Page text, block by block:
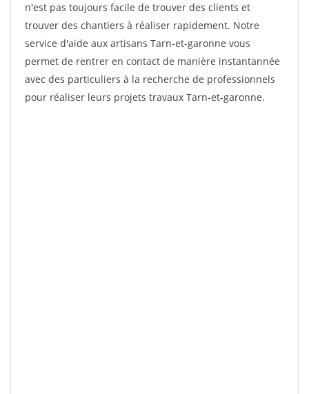
n'est pas toujours facile de trouver des clients et
trouver des chantiers à réaliser rapidement. Notre
service d'aide aux artisans Tarn-et-garonne vous
permet de rentrer en contact de manière instantannée
avec des particuliers à la recherche de professionnels
pour réaliser leurs projets travaux Tarn-et-garonne.